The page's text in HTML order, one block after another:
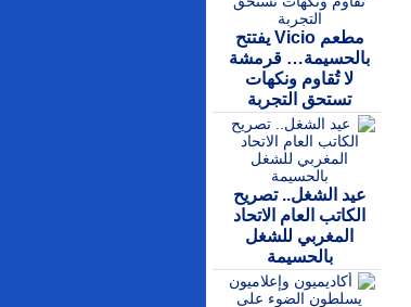
مطعم Vicio يفتتح
بالحسيمة… قرمشة
لا تُقاوم ونكهات
تستحق التجربة
عيد الشغل.. تصريح
الكاتب العام الاتحاد
المغربي للشغل
بالحسيمة